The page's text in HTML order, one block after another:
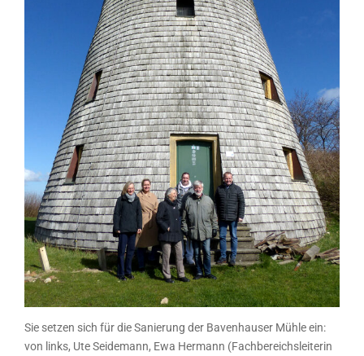
Sie setzen sich für die Sanierung der Bavenhauser Mühle ein:
von links, Ute Seidemann, Ewa Hermann (Fachbereichsleiterin